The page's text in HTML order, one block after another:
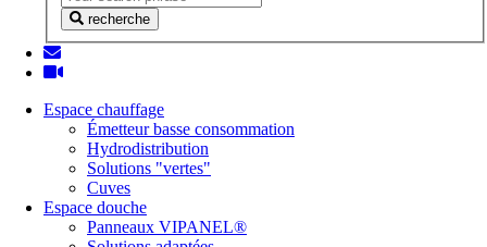
recherche
Espace chauffage
Émetteur basse consommation
Hydrodistribution
Solutions "vertes"
Cuves
Espace douche
Panneaux VIPANEL®